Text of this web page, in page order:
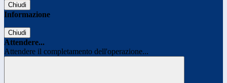
Chiudi
Informazione
Chiudi
Attendere...
Attendere il completamento dell'operazione...